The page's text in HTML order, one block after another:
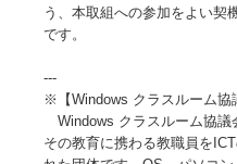
う、本取組への参加をよい契
です。
---
※【Windows クラスルーム協
Windows クラスルーム協議
その教育に携わる教職員を